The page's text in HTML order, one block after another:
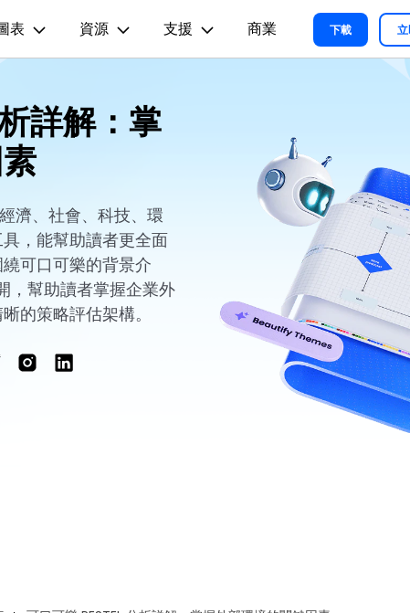
精選產品
PDF 解決方案產品
雲端文件管理。
實用工具
遺失檔案
商務
圖表與圖像
Filmora
UniConverter
關於我們
我們的故事
新聞中心 商店
EdrawMind
心智圖與腦力激盪工具
表
用途
圖
拓撲結構
資訊圖
資源
文章内容
各種商務圖表範例 >
各種系統架構圖表範例 >
各種關係圖譜圖表範例 >
各種思緒整理範例 >
各種作圖資源 >
支援
教程
EdrawMax 教程 >
支援中心
支援中心 >
更新日志
EdrawMax 更新日志 > EdrawMind 更新日志 >
免費下載EdrawMind
商業 下載
詳解：掌
濟、社會、科技、環
，能幫助讀者更全面
可口可樂的背景介
，幫助讀者掌握企業外
的策略評估架構。